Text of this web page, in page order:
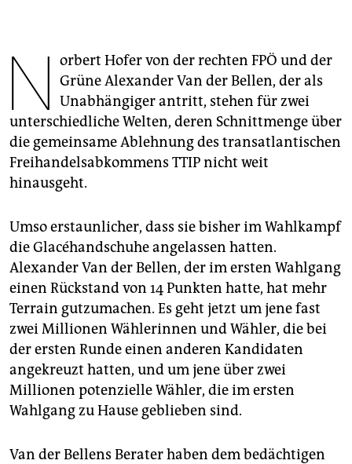
abo
genossenschaft
epaper login
N orbert Hofer von der rechten FPÖ und der
Grüne Alexander Van der Bellen, der als
Unabhängiger antritt, stehen für zwei
unterschiedliche Welten, deren Schnittmenge über
die gemeinsame Ablehnung des transatlantischen
Freihandelsabkommens TTIP nicht weit
hinausgeht.
Umso erstaunlicher, dass sie bisher im Wahlkampf
die Glacéhandschuhe angelassen hatten.
Alexander Van der Bellen, der im ersten Wahlgang
einen Rückstand von 14 Punkten hatte, hat mehr
Terrain gutzumachen. Es geht jetzt um jene fast
zwei Millionen Wählerinnen und Wähler, die bei
der ersten Runde einen anderen Kandidaten
angekreuzt hatten, und um jene über zwei
Millionen potenzielle Wähler, die im ersten
Wahlgang zu Hause geblieben sind.
Van der Bellens Berater haben dem bedächtigen